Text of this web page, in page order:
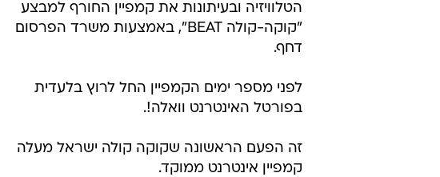
הטלוויזיה ובעיתונות את קמפיין החורף למבצע
"קוקה-קולה BEAT", באמצעות משרד הפרסום
דחף.
לפני מספר ימים הקמפיין החל לרוץ בלעדית
בפורטל האינטרנט וואלה!.
זה הפעם הראשונה שקוקה קולה ישראל מעלה
קמפיין אינטרנט ממוקד.